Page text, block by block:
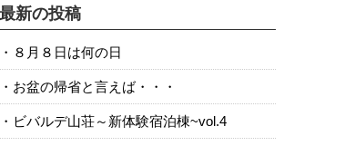
最新の投稿
８月８日は何の日
お盆の帰省と言えば・・・
ビバルデ山荘～新体験宿泊棟~vol.4